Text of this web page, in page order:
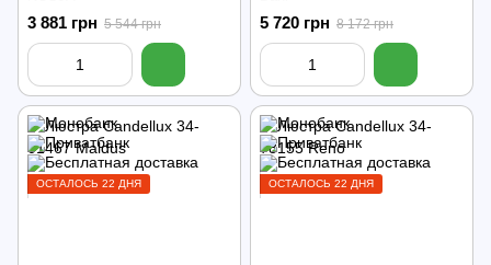
3 881 грн 5 544 грн 5 720 грн 8 172 грн
ОСТАЛОСЬ 22 ДНЯ ОСТАЛОСЬ 22 ДНЯ